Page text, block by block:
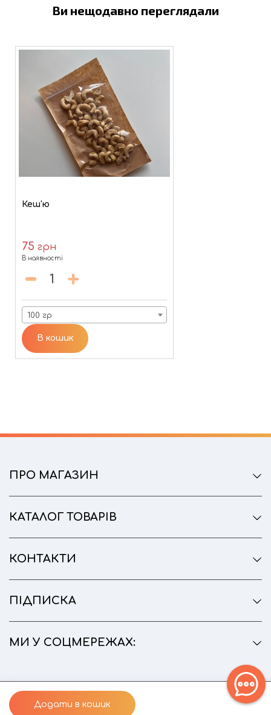
Додати в кошик
Ви нещодавно переглядали
Кеш'ю
75 грн
В наявності
В кошик
100 гр
ПРО МАГАЗИН
КАТАЛОГ ТОВАРІВ
КОНТАКТИ
ПІДПИСКА
МИ У СОЦМЕРЕЖАХ:
© 2026 Інтернет-магазин на